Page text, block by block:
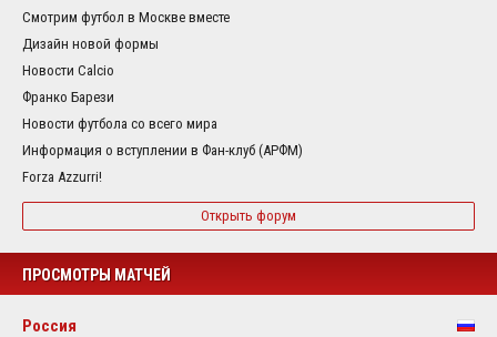
Смотрим футбол в Москве вместе
Дизайн новой формы
Новости Calcio
Франко Барези
Новости футбола со всего мира
Информация о вступлении в Фан-клуб (АРФМ)
Forza Azzurri!
Открыть форум
ПРОСМОТРЫ МАТЧЕЙ
Россия